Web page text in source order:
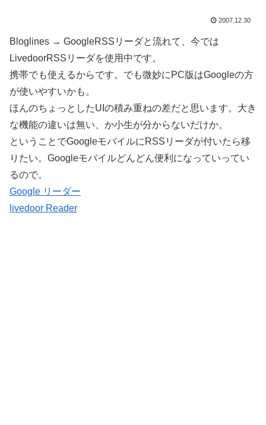
2007.12.30
Bloglines → GoogleRSSリーダと流れて、今では
LivedoorRSSリーダを使用中です。
携帯でも使えるからです。でも微妙にPC版はGoogleの方
が使いやすいかも。
ほんのちょっとしたUIの積み重ねの差だと思います。大き
な機能の違いは無い、か小生が分からないだけか。
ということでGoogleモバイルにRSSリーダが付いたら移
りたい。Googleモバイルどんどん便利になっていってい
るので。
Google リーダー
livedoor Reader